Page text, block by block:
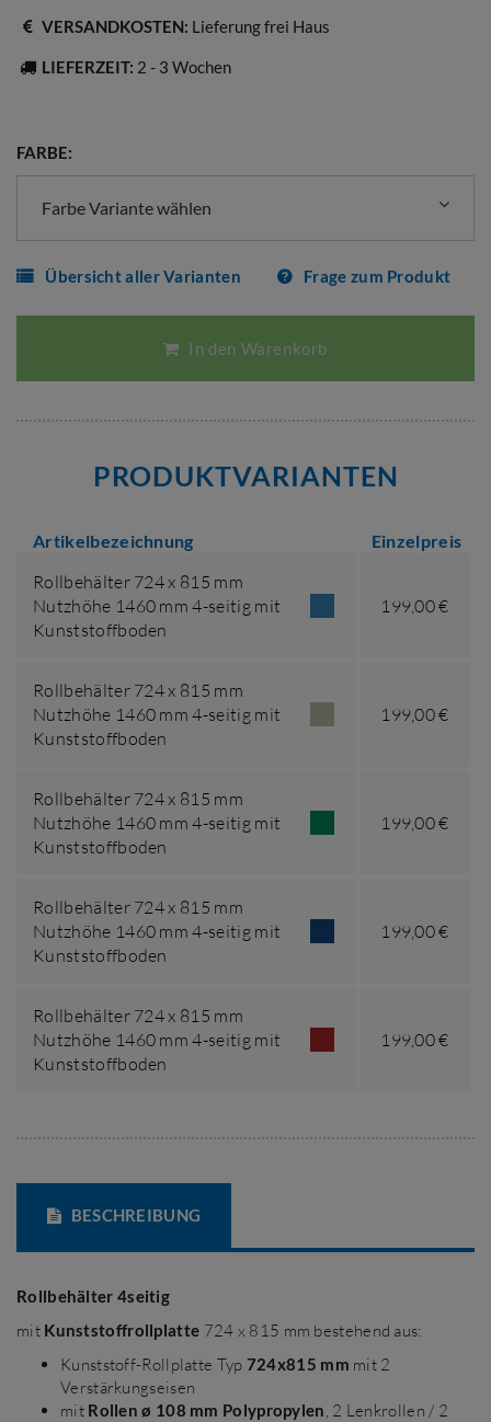
VERSANDKOSTEN: Lieferung frei Haus
LIEFERZEIT: 2 - 3 Wochen
FARBE:
Farbe Variante wählen
Übersicht aller Varianten Frage zum Produkt
In den Warenkorb
PRODUKTVARIANTEN
Artikelbezeichnung Einzelpreis
Rollbehälter 724 x 815 mm
Nutzhöhe 1460 mm 4-seitig mit
Kunststoffboden
199,00 €
Rollbehälter 724 x 815 mm
Nutzhöhe 1460 mm 4-seitig mit
Kunststoffboden
199,00 €
Rollbehälter 724 x 815 mm
Nutzhöhe 1460 mm 4-seitig mit
Kunststoffboden
199,00 €
Rollbehälter 724 x 815 mm
Nutzhöhe 1460 mm 4-seitig mit
Kunststoffboden
199,00 €
Rollbehälter 724 x 815 mm
Nutzhöhe 1460 mm 4-seitig mit
Kunststoffboden
199,00 €
BESCHREIBUNG
Rollbehälter 4seitig
mit Kunststoffrollplatte 724 x 815 mm bestehend aus:
Kunststoff-Rollplatte Typ 724x815 mm mit 2
Verstärkungseisen
mit Rollen ø 108 mm Polypropylen, 2 Lenkrollen / 2